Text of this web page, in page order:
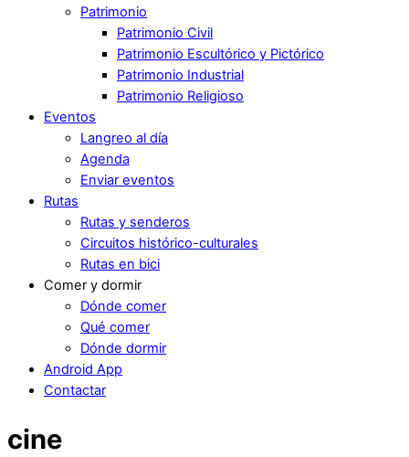
Patrimonio
Patrimonio Civil
Patrimonio Escultórico y Pictórico
Patrimonio Industrial
Patrimonio Religioso
Eventos
Langreo al día
Agenda
Enviar eventos
Rutas
Rutas y senderos
Circuitos histórico-culturales
Rutas en bici
Comer y dormir
Dónde comer
Qué comer
Dónde dormir
Android App
Contactar
cine